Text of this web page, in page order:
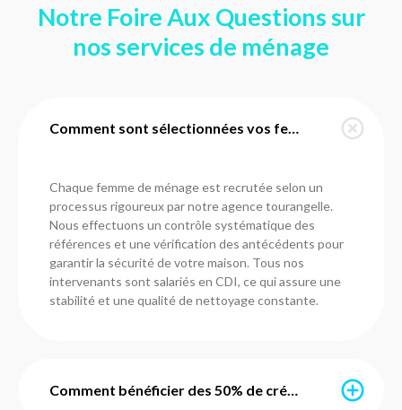
Notre Foire Aux Questions sur
nos services de ménage
Comment sont sélectionnées vos femmes de ménage à Saint-Roch ?
Chaque femme de ménage est recrutée selon un
processus rigoureux par notre agence tourangelle.
Nous effectuons un contrôle systématique des
références et une vérification des antécédents pour
garantir la sécurité de votre maison. Tous nos
intervenants sont salariés en CDI, ce qui assure une
stabilité et une qualité de nettoyage constante.
Comment bénéficier des 50% de crédit d'impôt immédiat ?